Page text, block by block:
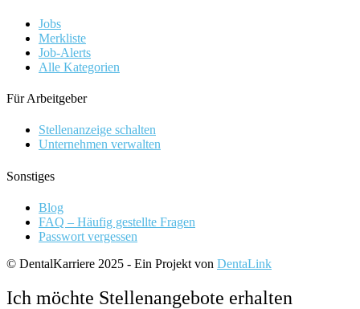
Jobs
Merkliste
Job-Alerts
Alle Kategorien
Für Arbeitgeber
Stellenanzeige schalten
Unternehmen verwalten
Sonstiges
Blog
FAQ – Häufig gestellte Fragen
Passwort vergessen
© DentalKarriere 2025 - Ein Projekt von DentaLink
Ich möchte Stellenangebote erhalten